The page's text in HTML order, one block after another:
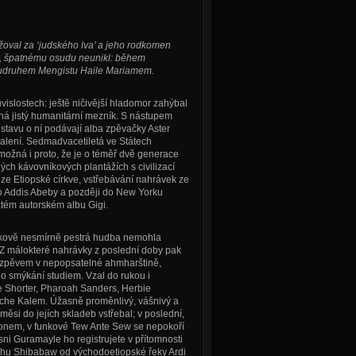
za ‘judského lva’ a jeho rodkomen
špatnému osudu neunikl: během
Mengistu Haile Mariamem.
ještě ničivější hladomor zahýbal
jistý humanitární mezník. S nástupem
o ní podávají alba zpěvačky Aster
Sedmadvacetiletá ve Státech
i proto, že je o téměř dvě generace
kávovníkových plantážích s civilizací
Etiopské církve, vstřebávání nahrávek ze
Abeby a později do New Yorku
autorském albu Gigi.
nesmírně pestrá hudba nemohla
málokteré nahrávky z poslední doby pak
v nepopsatelné ahmharštině,
smýkání studiem. Vzal do rukou i
Pharoah Sanders, Herbie
Kalem. Úžasně proměnlivý, vášnivý a
do jejích skladeb vstřebal; v poslední,
v funkové Tew Ante Sew se nepokoří
Guramayle ho registrujete v přítomnosti
Shibabaw od východoetiopské řeky Ardi